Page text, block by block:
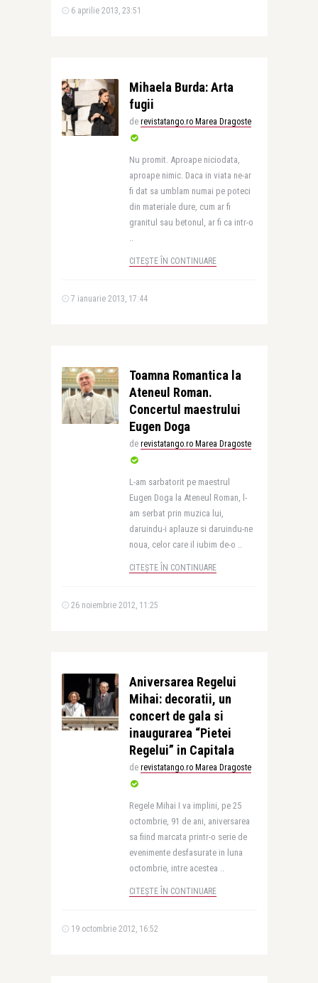
6 aprilie 2013, 23:51
Mihaela Burda: Arta
fugii
de revistatango.ro Marea Dragoste
Nu promit. Aproape niciodata,
aproape nimic. Daca in viata ne-ar
fi dat sa umblam numai pe poteci
din materiale dure, cum ar fi
granitul sau betonul, ar fi ca intr-o
..
CITEȘTE ÎN CONTINUARE
7 ianuarie 2013, 17:44
Toamna Romantica la
Ateneul Roman.
Concertul maestrului
Eugen Doga
de revistatango.ro Marea Dragoste
L-am sarbatorit pe maestrul
Eugen Doga la Ateneul Roman, l-
am serbat prin muzica lui,
daruindu-i aplauze si daruindu-ne
noua, celor care il iubim de-o ..
CITEȘTE ÎN CONTINUARE
26 noiembrie 2012, 11:25
Aniversarea Regelui
Mihai: decoratii, un
concert de gala si
inaugurarea “Pietei
Regelui” in Capitala
de revistatango.ro Marea Dragoste
Regele Mihai I va implini, pe 25
octombrie, 91 de ani, aniversarea
sa fiind marcata printr-o serie de
evenimente desfasurate in luna
octombrie, intre acestea ..
CITEȘTE ÎN CONTINUARE
19 octombrie 2012, 16:52